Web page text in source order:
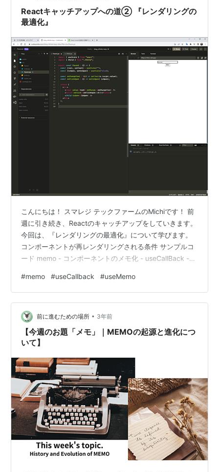
Reactキャッチアップへの道② 『レンダリングの
最適化』
こんにちは！ スマレジ テックファームのMichiです！ 前
週に引き続き、Reactのキャッチアップをしていきます。
今回は、『レンダリングの最適化』について学びます。
コンポーネントが再レンダリングされる条件 サンプルコ
ード memo - コンポーネントのメモ化 - useCallBack -
ーネントが再レンダリングされる条件 前回のおさらいで
す。Reactにおいて、コンポーネントの再レンダリングが
発生する条件は、（大まかに言って）以下の三つでし
た。 コンポーネント内の状態管理されている値（state）
が変更されたとき 親…
#memo #useCallback #useMemo
前に進むための場所 • 3年前
【今週のお題「メモ」｜MEMOの起源と進化につ
いて】